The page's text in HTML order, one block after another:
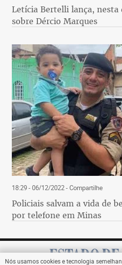
Letícia Bertelli lança,
sobre Dércio Marques
18:29 - 06/12/2022- Compartilhe
Policiais salvam a vida de
por telefone em Minas
Nós usamos cookies e tecnologia